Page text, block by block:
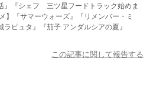
』『シェフ 三ツ星フードトラック始めま
】『サマーウォーズ』『リメンバー・ミ
ラピュタ』『茄子 アンダルシアの夏』
この記事に関して報告する